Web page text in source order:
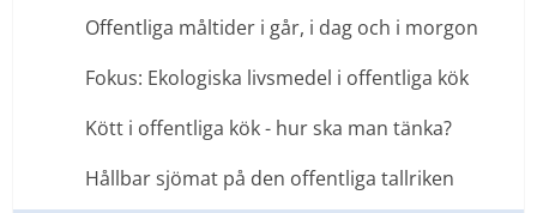
Offentliga måltider i går, i dag och i morgon
Fokus: Ekologiska livsmedel i offentliga kök
Kött i offentliga kök - hur ska man tänka?
Hållbar sjömat på den offentliga tallriken